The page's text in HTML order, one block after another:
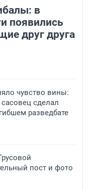
в
появились
друг друга
чувство вины:
сделал
разведбате
пост и фото